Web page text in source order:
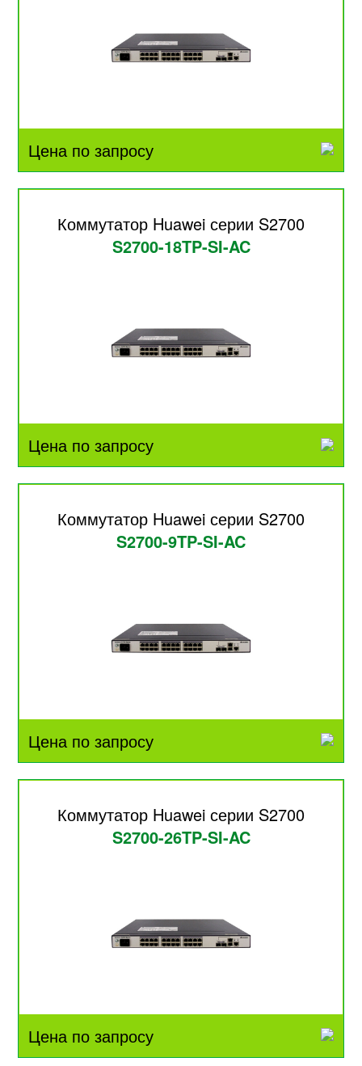
Цена по запросу
Коммутатор Huawei серии S2700
S2700-18TP-SI-AC
Цена по запросу
Коммутатор Huawei серии S2700
S2700-9TP-SI-AC
Цена по запросу
Коммутатор Huawei серии S2700
S2700-26TP-SI-AC
Цена по запросу